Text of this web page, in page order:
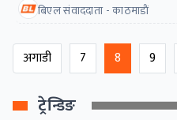
बिएल संवाददाता - काठमाडाैं
अगाडी 7 8 9
ट्रेन्डिङ